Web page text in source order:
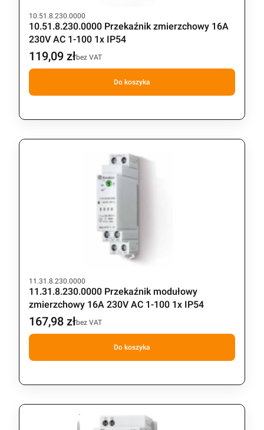
Kod produktu
10.51.8.230.0000
10.51.8.230.0000 Przekaźnik zmierzchowy 16A
230V AC 1-100 1x IP54
Cena
119,09 złbez VAT
Do koszyka
Kod produktu
11.31.8.230.0000
11.31.8.230.0000 Przekaźnik modułowy
zmierzchowy 16A 230V AC 1-100 1x IP54
Cena
167,98 złbez VAT
Do koszyka